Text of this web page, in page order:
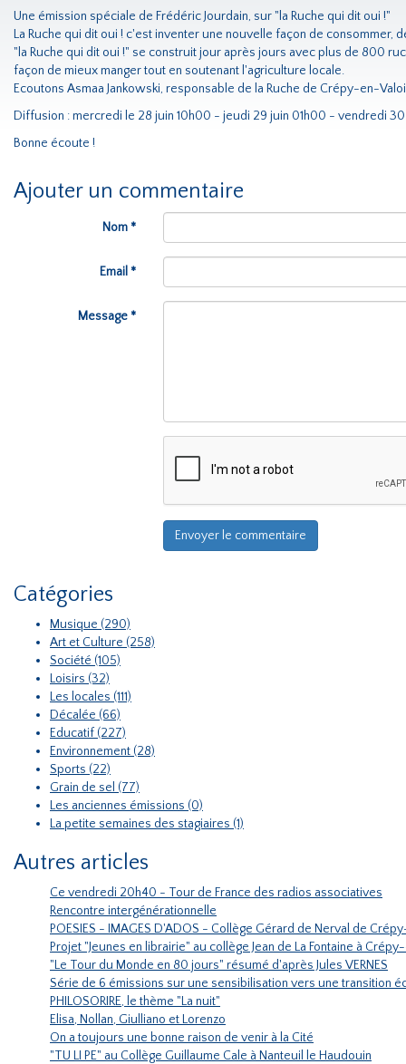
Une émission spéciale de Frédéric Jourdain, sur "la Ruche qui dit oui !"
La Ruche qui dit oui ! c'est inventer une nouvelle façon de
"la Ruche qui dit oui !" se construit jour après jours avec plus de 800
façon de mieux manger tout en soutenant l'agriculture locale.
Ecoutons Asmaa Jankowski, responsable de la Ruche de Crépy-en-
Diffusion : mercredi le 28 juin 10h00 - jeudi 29 juin 01h00 - vendredi
Bonne écoute !
Ajouter un commentaire
Nom *
Email *
Message *
Catégories
Musique (290)
Art et Culture (258)
Société (105)
Loisirs (32)
Les locales (111)
Décalée (66)
Educatif (227)
Environnement (28)
Sports (22)
Grain de sel (77)
Les anciennes émissions (0)
La petite semaines des stagiaires (1)
Autres articles
Ce vendredi 20h40 - Tour de France des radios associatives
Rencontre intergénérationnelle
POESIES - IMAGES D'ADOS - Collège Gérard de Nerval de
Projet "Jeunes en librairie" au collège Jean de La Fontaine à
"Le Tour du Monde en 80 jours" résumé d'après Jules VERNES
Série de 6 émissions sur une sensibilisation vers une transition
PHILOSORIRE, le thème "La nuit"
Elisa, Nollan, Giulliano et Lorenzo
On a toujours une bonne raison de venir à la Cité
"TU LI PE" au Collège Guillaume Cale à Nanteuil le Haudouin